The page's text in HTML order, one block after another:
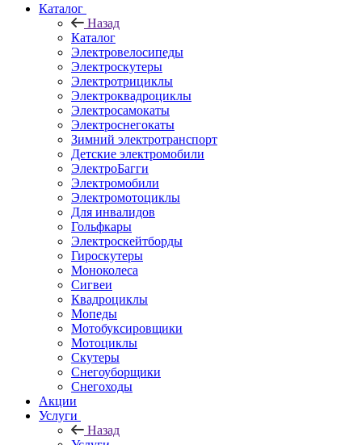
Каталог
Назад
Каталог
Электровелосипеды
Электроскутеры
Электротрициклы
Электроквадроциклы
Электросамокаты
Электроснегокаты
Зимний электротранспорт
Детские электромобили
ЭлектроБагги
Электромобили
Электромотоциклы
Для инвалидов
Гольфкары
Электроскейтборды
Гироскутеры
Моноколеса
Сигвеи
Квадроциклы
Мопеды
Мотобуксировщики
Мотоциклы
Скутеры
Снегоуборщики
Снегоходы
Акции
Услуги
Назад